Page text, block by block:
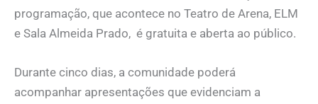
programação, que acontece no Teatro de Arena, ELM
e Sala Almeida Prado, é gratuita e aberta ao público.
Durante cinco dias, a comunidade poderá
acompanhar apresentações que evidenciam a